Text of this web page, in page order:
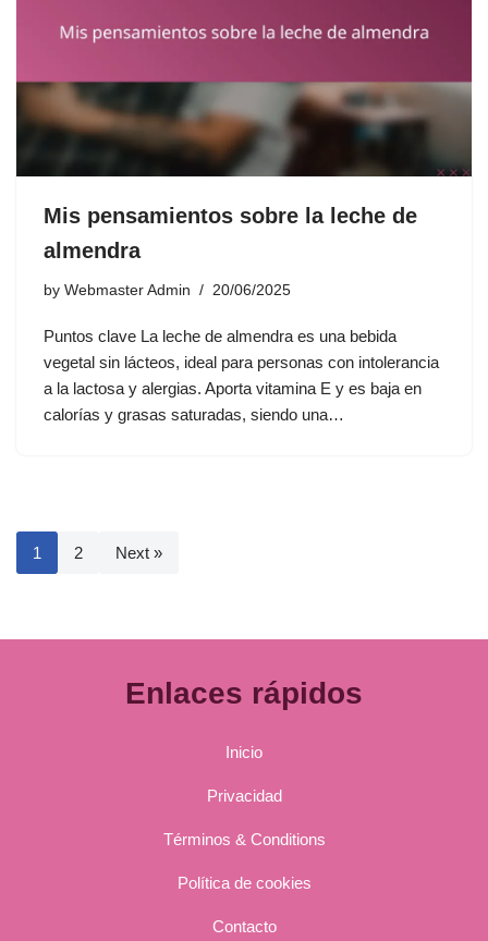
Mis pensamientos sobre la leche de
almendra
by Webmaster Admin 20/06/2025
Puntos clave La leche de almendra es una bebida
vegetal sin lácteos, ideal para personas con intolerancia
a la lactosa y alergias. Aporta vitamina E y es baja en
calorías y grasas saturadas, siendo una…
1 2 Next »
Enlaces rápidos
Inicio
Privacidad
Términos & Conditions
Política de cookies
Contacto